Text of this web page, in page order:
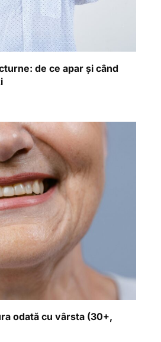
de ce apar și când
odată cu vârsta (30+,